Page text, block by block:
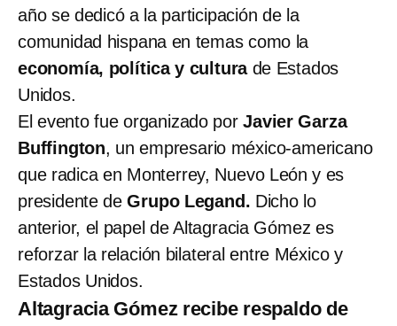
año se dedicó a la participación de la
comunidad hispana en temas como la
economía, política y cultura de Estados
Unidos.
El evento fue organizado porJavier Garza
Buffington, un empresario méxico-americano
que radica en Monterrey, Nuevo León y es
presidente deGrupo Legand. Dicho lo
anterior, el papel de Altagracia Gómez es
reforzar la relación bilateral entre México y
Estados Unidos.
Altagracia Gómez recibe respaldo de